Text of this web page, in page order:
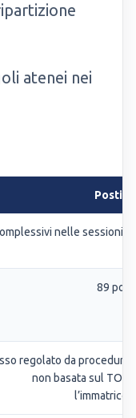
atenei nei
Posti
nelle sessioni
89
regolato da procedura
non basata sul